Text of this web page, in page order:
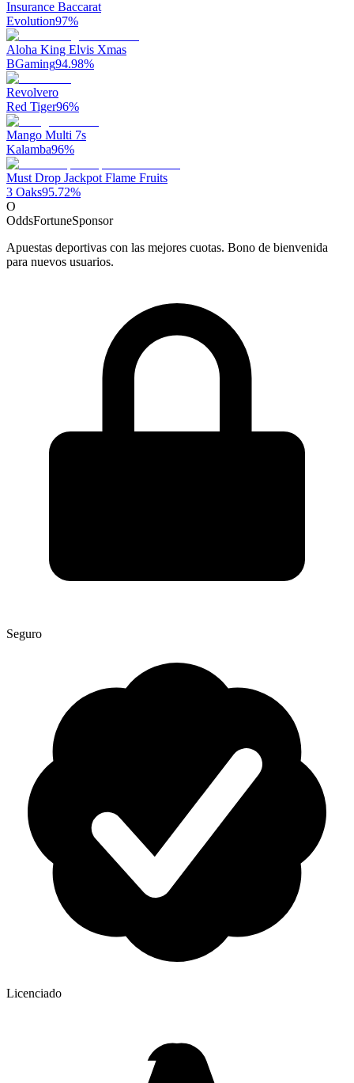
Insurance Baccarat
Evolution97%
Aloha King Elvis Xmas
BGaming94.98%
Revolvero
Red Tiger96%
Mango Multi 7s
Kalamba96%
Must Drop Jackpot Flame Fruits
3 Oaks95.72%
O
OddsFortuneSponsor
Apuestas deportivas con las mejores cuotas. Bono de bienvenida
para nuevos usuarios.
Seguro
Licenciado